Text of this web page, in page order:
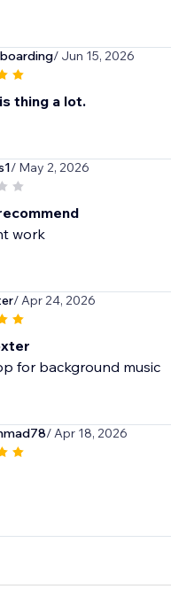
/ Jun 15, 2026
thing a lot.
/ May 2, 2026
work
/ Apr 24, 2026
for background music
/ Apr 18, 2026